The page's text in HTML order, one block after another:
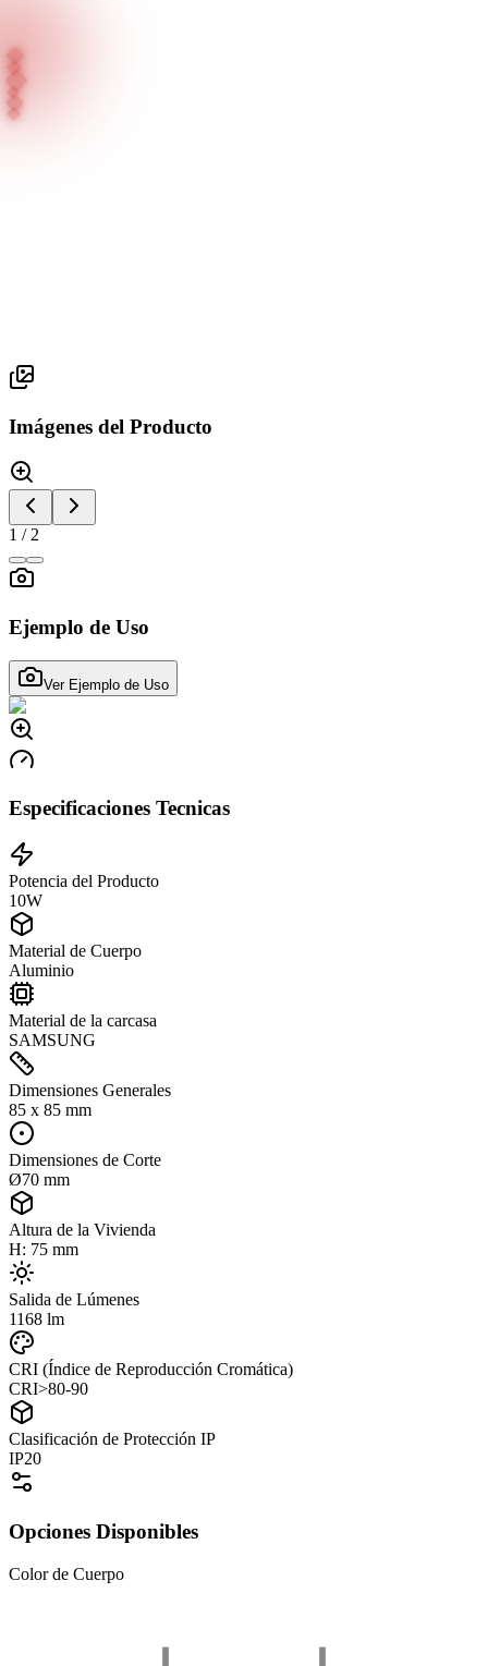
Imágenes del Producto
1 / 2
Ejemplo de Uso
Ver Ejemplo de Uso
Especificaciones Tecnicas
Potencia del Producto
10W
Material de Cuerpo
Aluminio
Material de la carcasa
SAMSUNG
Dimensiones Generales
85 x 85 mm
Dimensiones de Corte
Ø70 mm
Altura de la Vivienda
H: 75 mm
Salida de Lúmenes
1168 lm
CRI (Índice de Reproducción Cromática)
CRI>80-90
Clasificación de Protección IP
IP20
Opciones Disponibles
Color de Cuerpo